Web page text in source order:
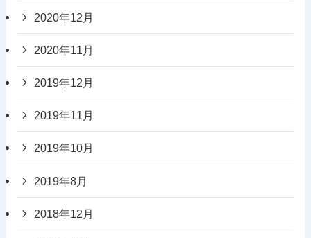
2020年12月
2020年11月
2019年12月
2019年11月
2019年10月
2019年8月
2018年12月